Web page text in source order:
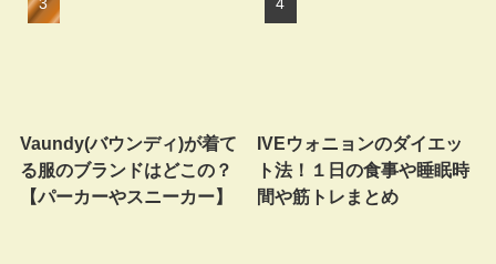
Vaundy(バウンディ)が着て
る服のブランドはどこの？
【パーカーやスニーカー】
IVEウォニョンのダイエッ
ト法！１日の食事や睡眠時
間や筋トレまとめ